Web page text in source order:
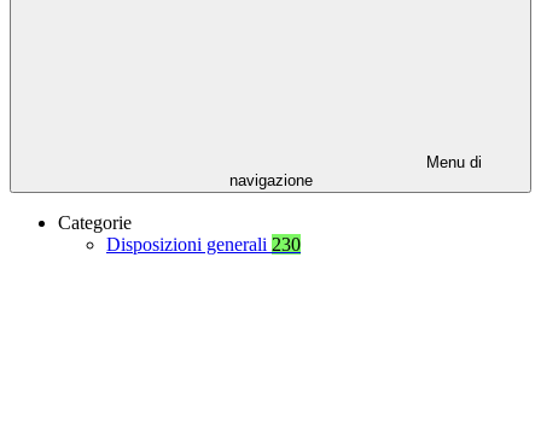
Menu di
navigazione
Categorie
Disposizioni generali 230